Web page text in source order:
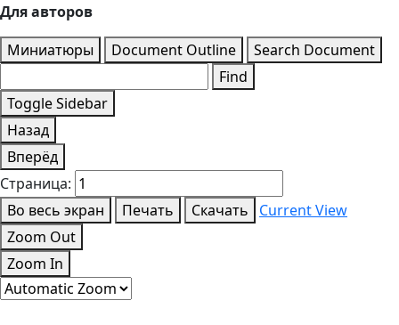
Для авторов
Миниатюры
Document Outline
Search Document
Find
Toggle Sidebar
Назад
Вперёд
Страница:
Во весь экран
Печать Скачать
Current View
Zoom Out
Zoom In